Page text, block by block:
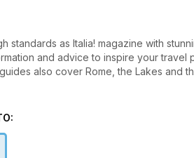
standards as Italia! magazine with
and advice to inspire your travel
also cover Rome, the Lakes and